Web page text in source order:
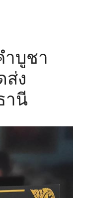
ำบูชา
ส่ง
านี​